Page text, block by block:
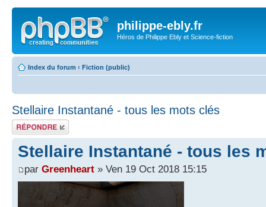
philippe-ebly.fr
Héros de Philippe Ebly et Science-fiction
Index du forum ‹ Fiction (public)
Stellaire Instantané - tous les mots clés
Répondre
Stellaire Instantané - tous les
par Greenheart » Ven 19 Oct 2018 15:15